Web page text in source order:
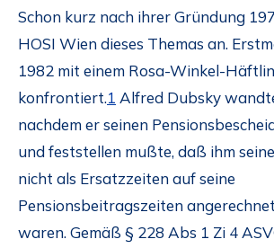
Schon kurz nach ihrer Gründung
HOSI Wien dieses Themas an.
1982 mit einem Rosa-Winkel-
konfrontiert.1 Alfred Dubsky
nachdem er seinen
und feststellen mußte, daß ihm
nicht als Ersatzzeiten auf seine
Pensionsbeitragszeiten
waren. Gemäß § 228 Abs 1 Zi 4